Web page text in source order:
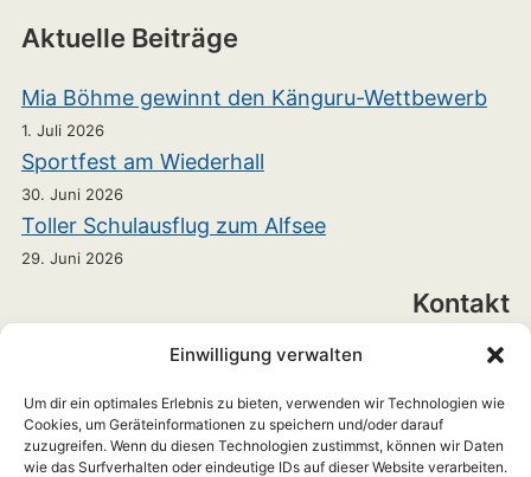
Einwilligung verwalten
Um dir ein optimales Erlebnis zu bieten, verwenden wir Technologien wie
Cookies, um Geräteinformationen zu speichern und/oder darauf
zuzugreifen. Wenn du diesen Technologien zustimmst, können wir Daten
wie das Surfverhalten oder eindeutige IDs auf dieser Website verarbeiten.
Aktuelle Beiträge
Mia Böhme gewinnt den Känguru-Wettbewerb
1. Juli 2026
Sportfest am Wiederhall
30. Juni 2026
Toller Schulausflug zum Alfsee
29. Juni 2026
Kontakt
Realschule Bramsche
Heinrichstraße 7
49565 Bramsche